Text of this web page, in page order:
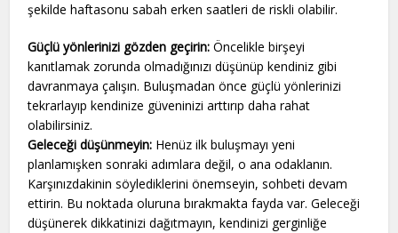
şekilde haftasonu sabah erken saatleri de riskli olabilir.
Güçlü yönlerinizi gözden geçirin: Öncelikle birşeyi
kanıtlamak zorunda olmadığınızı düşünüp kendiniz gibi
davranmaya çalışın. Buluşmadan önce güçlü yönlerinizi
tekrarlayıp kendinize güveninizi arttırıp daha rahat
olabilirsiniz.
Geleceği düşünmeyin: Henüz ilk buluşmayı yeni
planlamışken sonraki adımlara değil, o ana odaklanın.
Karşınızdakinin söylediklerini önemseyin, sohbeti devam
ettirin. Bu noktada oluruna bırakmakta fayda var. Geleceği
düşünerek dikkatinizi dağıtmayın, kendinizi gerginliğe